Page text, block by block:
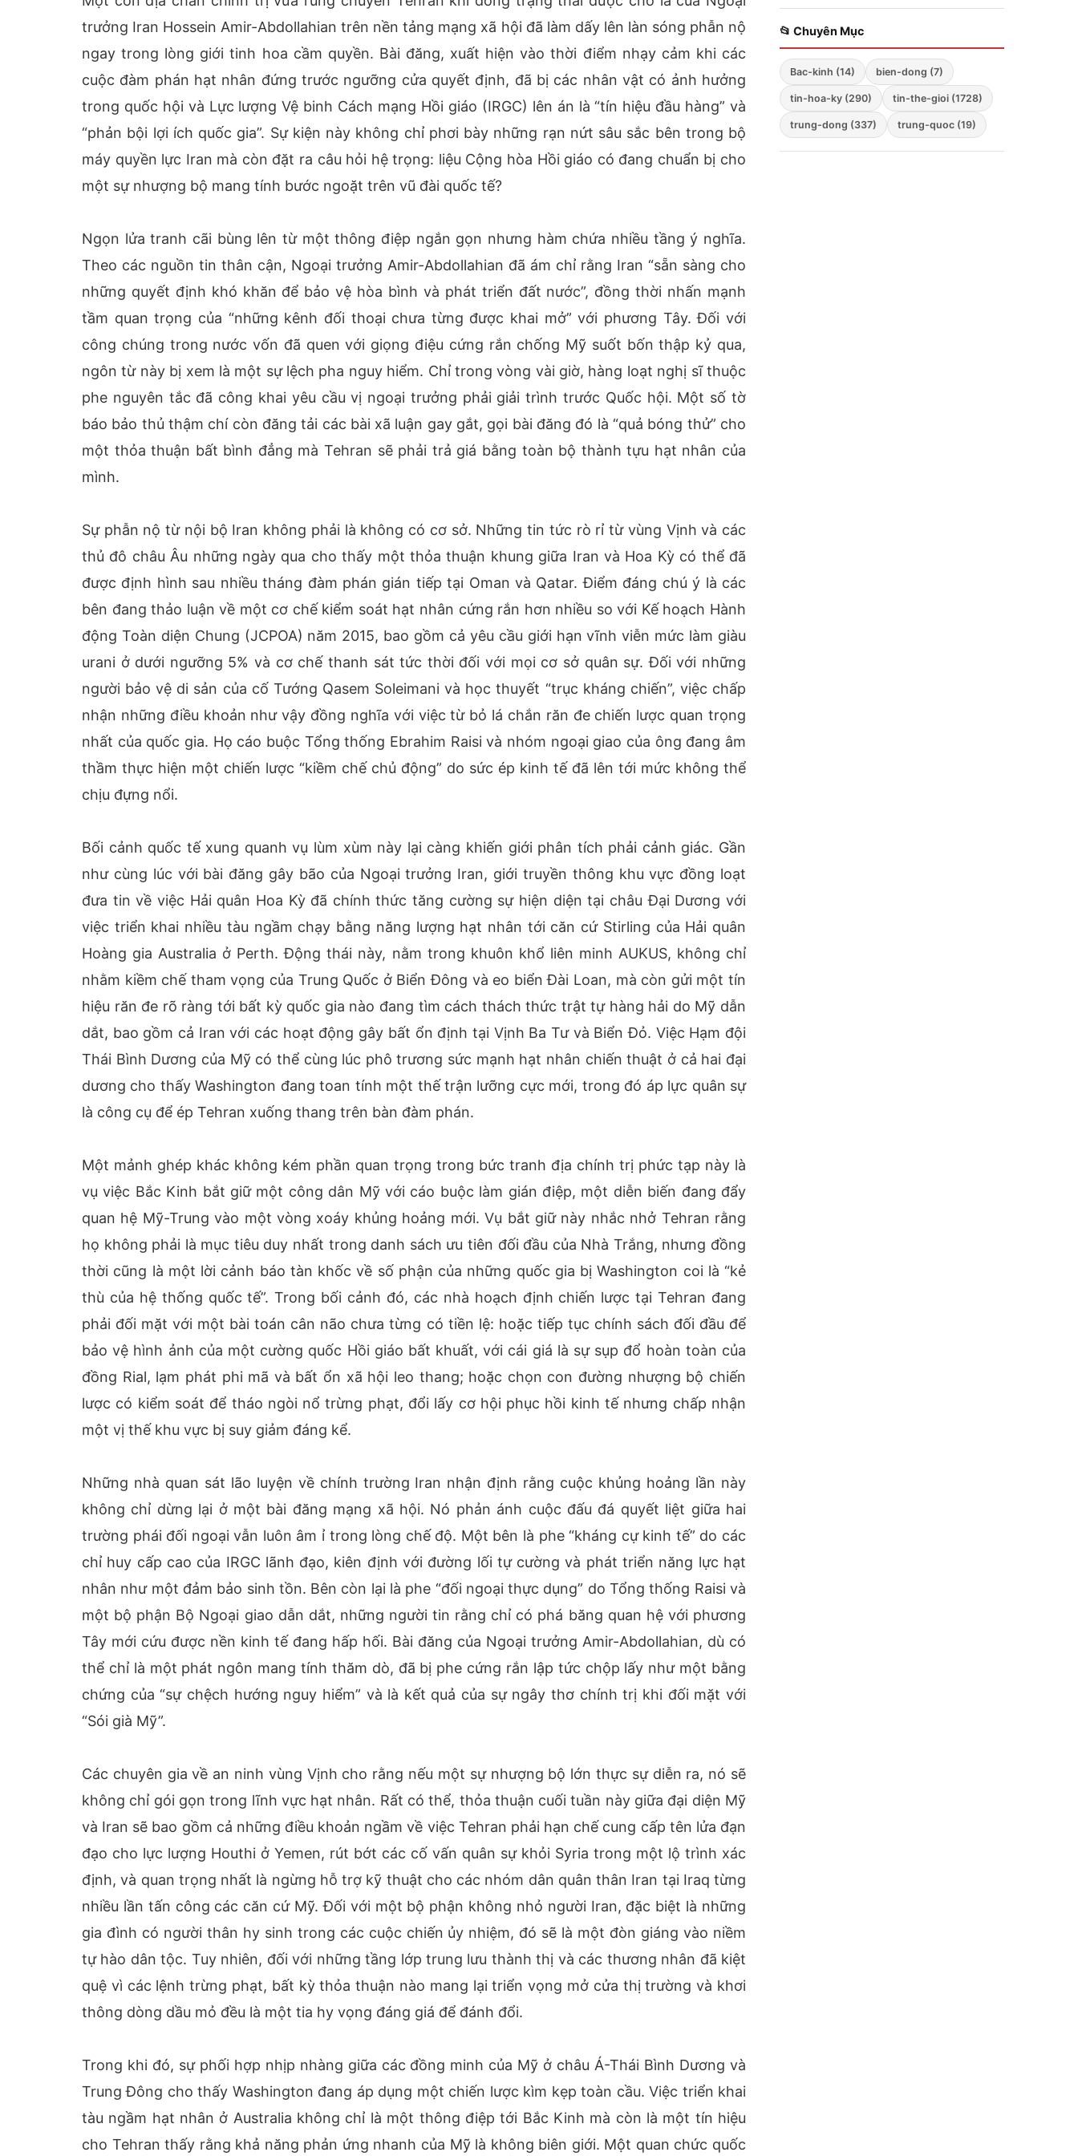
trưởng Iran Hossein Amir-Abdollahian trên nền tảng mạng xã hội đã làm dấy lên làn sóng phẫn nộ
ngay trong lòng giới tinh hoa cầm quyền. Bài đăng, xuất hiện vào thời điểm nhạy cảm khi các
cuộc đàm phán hạt nhân đứng trước ngưỡng cửa quyết định, đã bị các nhân vật có ảnh hưởng
trong quốc hội và Lực lượng Vệ binh Cách mạng Hồi giáo (IRGC) lên án là “tín hiệu đầu hàng” và
“phản bội lợi ích quốc gia”. Sự kiện này không chỉ phơi bày những rạn nứt sâu sắc bên trong bộ
máy quyền lực Iran mà còn đặt ra câu hỏi hệ trọng: liệu Cộng hòa Hồi giáo có đang chuẩn bị cho
một sự nhượng bộ mang tính bước ngoặt trên vũ đài quốc tế?
Ngọn lửa tranh cãi bùng lên từ một thông điệp ngắn gọn nhưng hàm chứa nhiều tầng ý nghĩa.
Theo các nguồn tin thân cận, Ngoại trưởng Amir-Abdollahian đã ám chỉ rằng Iran “sẵn sàng cho
những quyết định khó khăn để bảo vệ hòa bình và phát triển đất nước”, đồng thời nhấn mạnh
tầm quan trọng của “những kênh đối thoại chưa từng được khai mở” với phương Tây. Đối với
công chúng trong nước vốn đã quen với giọng điệu cứng rắn chống Mỹ suốt bốn thập kỷ qua,
ngôn từ này bị xem là một sự lệch pha nguy hiểm. Chỉ trong vòng vài giờ, hàng loạt nghị sĩ thuộc
phe nguyên tắc đã công khai yêu cầu vị ngoại trưởng phải giải trình trước Quốc hội. Một số tờ
báo bảo thủ thậm chí còn đăng tải các bài xã luận gay gắt, gọi bài đăng đó là “quả bóng thử” cho
một thỏa thuận bất bình đẳng mà Tehran sẽ phải trả giá bằng toàn bộ thành tựu hạt nhân của
mình.
Sự phẫn nộ từ nội bộ Iran không phải là không có cơ sở. Những tin tức rò rỉ từ vùng Vịnh và các
thủ đô châu Âu những ngày qua cho thấy một thỏa thuận khung giữa Iran và Hoa Kỳ có thể đã
được định hình sau nhiều tháng đàm phán gián tiếp tại Oman và Qatar. Điểm đáng chú ý là các
bên đang thảo luận về một cơ chế kiểm soát hạt nhân cứng rắn hơn nhiều so với Kế hoạch Hành
động Toàn diện Chung (JCPOA) năm 2015, bao gồm cả yêu cầu giới hạn vĩnh viễn mức làm giàu
urani ở dưới ngưỡng 5% và cơ chế thanh sát tức thời đối với mọi cơ sở quân sự. Đối với những
người bảo vệ di sản của cố Tướng Qasem Soleimani và học thuyết “trục kháng chiến”, việc chấp
nhận những điều khoản như vậy đồng nghĩa với việc từ bỏ lá chắn răn đe chiến lược quan trọng
nhất của quốc gia. Họ cáo buộc Tổng thống Ebrahim Raisi và nhóm ngoại giao của ông đang âm
thầm thực hiện một chiến lược “kiềm chế chủ động” do sức ép kinh tế đã lên tới mức không thể
chịu đựng nổi.
Bối cảnh quốc tế xung quanh vụ lùm xùm này lại càng khiến giới phân tích phải cảnh giác. Gần
như cùng lúc với bài đăng gây bão của Ngoại trưởng Iran, giới truyền thông khu vực đồng loạt
đưa tin về việc Hải quân Hoa Kỳ đã chính thức tăng cường sự hiện diện tại châu Đại Dương với
việc triển khai nhiều tàu ngầm chạy bằng năng lượng hạt nhân tới căn cứ Stirling của Hải quân
Hoàng gia Australia ở Perth. Động thái này, nằm trong khuôn khổ liên minh AUKUS, không chỉ
nhằm kiềm chế tham vọng của Trung Quốc ở Biển Đông và eo biển Đài Loan, mà còn gửi một tín
hiệu răn đe rõ ràng tới bất kỳ quốc gia nào đang tìm cách thách thức trật tự hàng hải do Mỹ dẫn
dắt, bao gồm cả Iran với các hoạt động gây bất ổn định tại Vịnh Ba Tư và Biển Đỏ. Việc Hạm đội
Thái Bình Dương của Mỹ có thể cùng lúc phô trương sức mạnh hạt nhân chiến thuật ở cả hai đại
dương cho thấy Washington đang toan tính một thế trận lưỡng cực mới, trong đó áp lực quân sự
là công cụ để ép Tehran xuống thang trên bàn đàm phán.
Một mảnh ghép khác không kém phần quan trọng trong bức tranh địa chính trị phức tạp này là
vụ việc Bắc Kinh bắt giữ một công dân Mỹ với cáo buộc làm gián điệp, một diễn biến đang đẩy
quan hệ Mỹ-Trung vào một vòng xoáy khủng hoảng mới. Vụ bắt giữ này nhắc nhở Tehran rằng
họ không phải là mục tiêu duy nhất trong danh sách ưu tiên đối đầu của Nhà Trắng, nhưng đồng
thời cũng là một lời cảnh báo tàn khốc về số phận của những quốc gia bị Washington coi là “kẻ
thù của hệ thống quốc tế”. Trong bối cảnh đó, các nhà hoạch định chiến lược tại Tehran đang
phải đối mặt với một bài toán cân não chưa từng có tiền lệ: hoặc tiếp tục chính sách đối đầu để
bảo vệ hình ảnh của một cường quốc Hồi giáo bất khuất, với cái giá là sự sụp đổ hoàn toàn của
đồng Rial, lạm phát phi mã và bất ổn xã hội leo thang; hoặc chọn con đường nhượng bộ chiến
lược có kiểm soát để tháo ngòi nổ trừng phạt, đổi lấy cơ hội phục hồi kinh tế nhưng chấp nhận
một vị thế khu vực bị suy giảm đáng kể.
Những nhà quan sát lão luyện về chính trường Iran nhận định rằng cuộc khủng hoảng lần này
không chỉ dừng lại ở một bài đăng mạng xã hội. Nó phản ánh cuộc đấu đá quyết liệt giữa hai
trường phái đối ngoại vẫn luôn âm ỉ trong lòng chế độ. Một bên là phe “kháng cự kinh tế” do các
chỉ huy cấp cao của IRGC lãnh đạo, kiên định với đường lối tự cường và phát triển năng lực hạt
nhân như một đảm bảo sinh tồn. Bên còn lại là phe “đối ngoại thực dụng” do Tổng thống Raisi và
một bộ phận Bộ Ngoại giao dẫn dắt, những người tin rằng chỉ có phá băng quan hệ với phương
Tây mới cứu được nền kinh tế đang hấp hối. Bài đăng của Ngoại trưởng Amir-Abdollahian, dù có
thể chỉ là một phát ngôn mang tính thăm dò, đã bị phe cứng rắn lập tức chộp lấy như một bằng
chứng của “sự chệch hướng nguy hiểm” và là kết quả của sự ngây thơ chính trị khi đối mặt với
“Sói già Mỹ”.
Các chuyên gia về an ninh vùng Vịnh cho rằng nếu một sự nhượng bộ lớn thực sự diễn ra, nó sẽ
không chỉ gói gọn trong lĩnh vực hạt nhân. Rất có thể, thỏa thuận cuối tuần này giữa đại diện Mỹ
và Iran sẽ bao gồm cả những điều khoản ngầm về việc Tehran phải hạn chế cung cấp tên lửa đạn
đạo cho lực lượng Houthi ở Yemen, rút bớt các cố vấn quân sự khỏi Syria trong một lộ trình xác
định, và quan trọng nhất là ngừng hỗ trợ kỹ thuật cho các nhóm dân quân thân Iran tại Iraq từng
nhiều lần tấn công các căn cứ Mỹ. Đối với một bộ phận không nhỏ người Iran, đặc biệt là những
gia đình có người thân hy sinh trong các cuộc chiến ủy nhiệm, đó sẽ là một đòn giáng vào niềm
tự hào dân tộc. Tuy nhiên, đối với những tầng lớp trung lưu thành thị và các thương nhân đã kiệt
quệ vì các lệnh trừng phạt, bất kỳ thỏa thuận nào mang lại triển vọng mở cửa thị trường và khơi
thông dòng dầu mỏ đều là một tia hy vọng đáng giá để đánh đổi.
Trong khi đó, sự phối hợp nhịp nhàng giữa các đồng minh của Mỹ ở châu Á-Thái Bình Dương và
Trung Đông cho thấy Washington đang áp dụng một chiến lược kìm kẹp toàn cầu. Việc triển khai
tàu ngầm hạt nhân ở Australia không chỉ là một thông điệp tới Bắc Kinh mà còn là một tín hiệu
cho Tehran thấy rằng khả năng phản ứng nhanh của Mỹ là không biên giới. Một quan chức quốc
Zelensky bất ngờ cảnh
hạm Mỹ tiến vào Biển
Đông; Washington
triển khai chiến lược
ba mũi nhọn
📂 Chuyên Mục
Bac-kinh (14) bien-dong (7)
tin-hoa-ky (290) tin-the-gioi (1728)
trung-dong (337) trung-quoc (19)